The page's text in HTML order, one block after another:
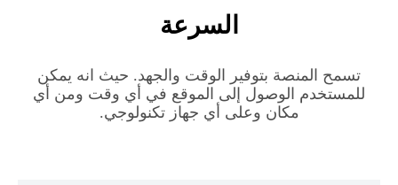
السرعة
تسمح المنصة بتوفير الوقت والجهد. حيث انه يمكن
للمستخدم الوصول إلى الموقع في أي وقت ومن أي
مكان وعلى أي جهاز تكنولوجي.